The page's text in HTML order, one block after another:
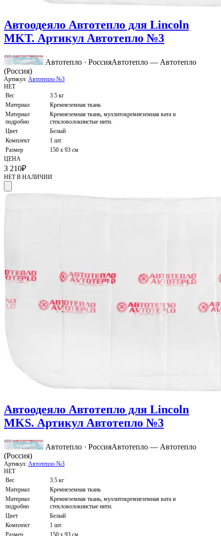
Автоодеяло Автотепло для Lincoln
MKT. Артикул Автотепло №3
Автотепло · РоссияАвтотепло — Автотепло
(Россия)
Артикул: Автотепло №3
НЕТ
Вес
3.5 кг
Материал
Кремнеземная ткань
Материал
подробно
Кремнеземная ткань, муллитокремнеземная вата и
стекловолокнистые нити.
Цвет
Белый
Комплект
1 шт.
Размер
150 х 93 см
ЦЕНА
3 210₽
НЕТ В НАЛИЧИИ
Автоодеяло Автотепло для Lincoln
MKS. Артикул Автотепло №3
Автотепло · РоссияАвтотепло — Автотепло
(Россия)
Артикул: Автотепло №3
НЕТ
Вес
3.5 кг
Материал
Кремнеземная ткань
Материал
подробно
Кремнеземная ткань, муллитокремнеземная вата и
стекловолокнистые нити.
Цвет
Белый
Комплект
1 шт.
Размер
150 х 93 см